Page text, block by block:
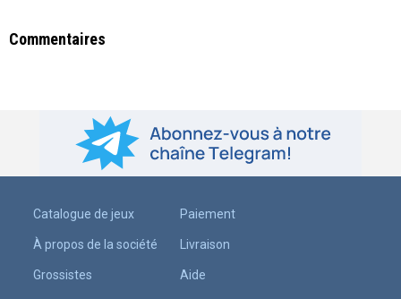
Commentaires
Catalogue de jeux
À propos de la société
Grossistes
Paiement
Livraison
Aide